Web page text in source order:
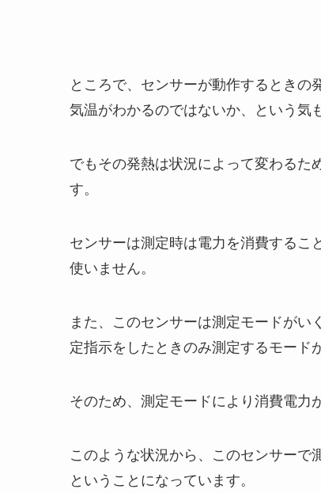
ところで、センサーが動作するとき
気温がわかるのではないか、という気
でもその発熱は状況によって変わる
す。
センサーは測定時は電力を消費する
使いません。
また、このセンサーは測定モードが
定指示をしたときのみ測定するモード
そのため、測定モードにより消費電力
このような状況から、このセンサー
ということになっています。